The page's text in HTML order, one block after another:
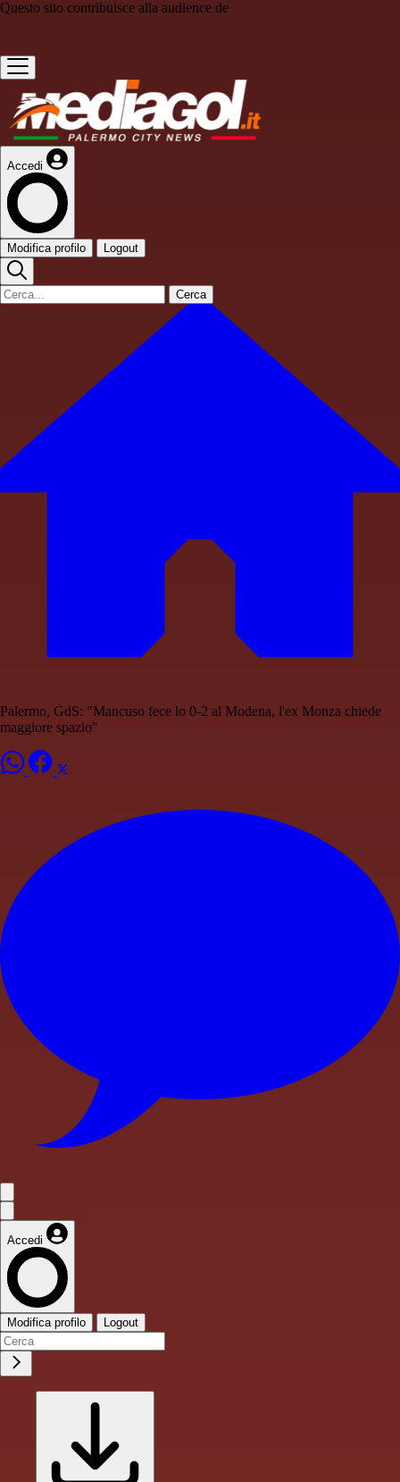
Questo sito contribuisce alla audience de
Accedi
Modifica profilo Logout
Cerca
Palermo, GdS: "Mancuso fece lo 0-2 al Modena, l'ex Monza chiede
maggiore spazio"
Accedi
Modifica profilo Logout